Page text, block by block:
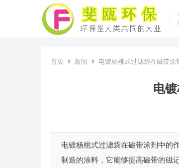
首页 新闻 电镀杨桃式过滤袋在磁带涂
电
电镀杨桃式过滤袋在磁带涂剂中的
制造的涂料，它能够提高磁带的磁